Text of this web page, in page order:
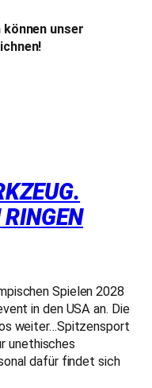
unser
Spielen 2028
in den USA an. Die
weiter…Spitzensport
unethisches
dafür findet sich